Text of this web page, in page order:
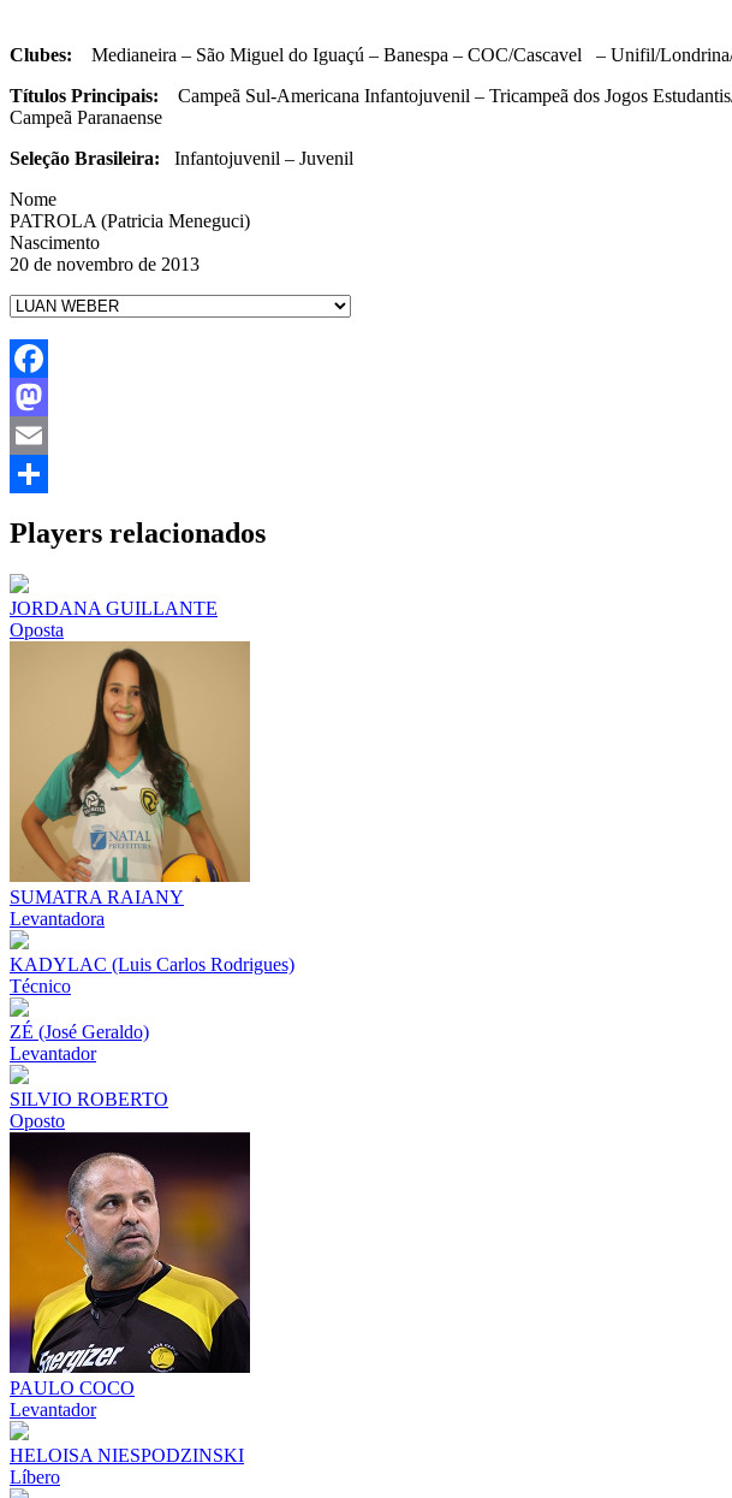
Clubes: Medianeira – São Miguel do Iguaçú – Banespa – COC/Cascavel – Unifil/
Títulos Principais: Campeã Sul-Americana Infantojuvenil – Tricampeã dos Jogos
Campeã Paranaense
Seleção Brasileira: Infantojuvenil – Juvenil
Nome
PATROLA (Patricia Meneguci)
Nascimento
20 de novembro de 2013
Facebook
Mastodon
Email
Players relacionados
JORDANA GUILLANTE
Oposta
SUMATRA RAIANY
Levantadora
KADYLAC (Luis Carlos Rodrigues)
Técnico
ZÉ (José Geraldo)
Levantador
SILVIO ROBERTO
Oposto
PAULO COCO
Levantador
HELOISA NIESPODZINSKI
Líbero